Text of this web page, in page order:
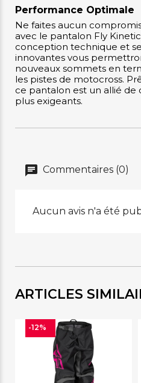
Performance Optimale
Ne faites aucun
avec le pantalon Fly Kinetic
conception technique et
innovantes vous
nouveaux sommets en
les pistes de motocross.
ce pantalon est un allié de
plus exigeants.
Commentaires (0)
Aucun avis n'a été
ARTICLES
-12%